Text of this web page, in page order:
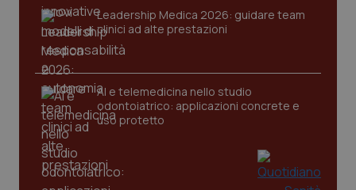
Leadership Medica 2026: guidare team
clinici ad alte prestazioni
AI e telemedicina nello studio
odontoiatrico: applicazioni concrete e
uso protetto
tracking-sites-ironfish-
tracking-enable